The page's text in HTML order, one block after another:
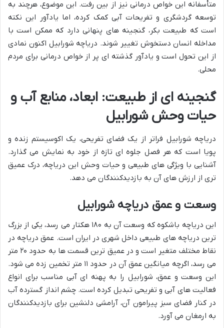
متأسفانه این خواص درمانی نیز از بین رفت. این موضوع، هرچند به
توسعه گردشگری و تفریحات آبی کمک کرده، اما یادآور این نکته
است که طبیعت بکر، گنجینه های پنهانی دارد که ممکن است با
مداخله انسان دستخوش تغییر شوند. دریاچه شورابیل اکنون نمادی
از این تحول است و یادآور گذشته ای پر از خواص درمانی برای مردم
محلی.
گنجینه ای از طبیعت: ابعاد، منابع آب و
حیات وحش شورابیل
دریاچه شورابیل فراتر از یک فضای تفریحی، یک اکوسیستم زنده و
پویا است که هر فصل جلوه ای تازه از خود به نمایش می گذارد.
آشنایی با ویژگی های طبیعی و حیات وحش این دریاچه، درک عمیق
تری از ارزش های آن به بازدیدکنندگان می دهد.
وسعت و عمق دریاچه شورابیل
این دریاچه باشکوه که وسعت آن به ۱۸۰ هکتار می رسد، یکی از بزرگ
ترین دریاچه های طبیعی داخل شهری در ایران است. عمق دریاچه در
نقاط مختلف متغیر است و در عمیق ترین قسمت ها به حدود ۲۰ متر
می رسد، اگرچه میانگین عمق آن در حدود ۱۱ متر تخمین زده می شود.
این وسعت و عمق، شورابیل را به پهنه ای آبی مناسب برای انواع
فعالیت های آبی و تفریحی تبدیل کرده است. چشم انداز گسترده آب
در کنار فضای سبز پیرامون آن، آرامشی دلنشین برای بازدیدکنندگان
به ارمغان می آورد.